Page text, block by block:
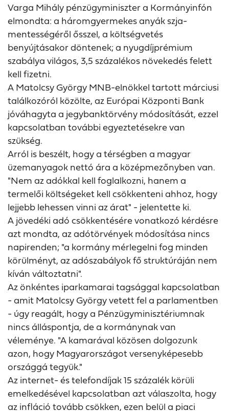
Varga Mihály pénzügyminiszter a Kormányinfón
elmondta: a háromgyermekes anyák szja-
mentességéről ősszel, a költségvetés
benyújtásakor döntenek; a nyugdíjprémium
szabálya világos, 3,5 százalékos növekedés felett
kell fizetni.
A Matolcsy György MNB-elnökkel tartott márciusi
találkozóról közölte, az Európai Központi Bank
jóváhagyta a jegybanktörvény módosítását, ezzel
kapcsolatban további egyeztetésekre van
szükség.
Arról is beszélt, hogy a térségben a magyar
üzemanyagok nettó ára a középmezőnyben van.
"Nem az adókkal kell foglalkozni, hanem a
termelői költségeket kell csökkenteni ahhoz, hogy
lejjebb lehessen vinni az árat" - jelentette ki.
A jövedéki adó csökkentésére vonatkozó kérdésre
azt mondta, az adótörvények módosítása nincs
napirenden; "a kormány mérlegelni fog minden
körülményt, az adószabályok fő struktúráján nem
kíván változtatni".
Az önkéntes iparkamarai tagsággal kapcsolatban
- amit Matolcsy György vetett fel a parlamentben
- úgy reagált, hogy a Pénzügyminisztériumnak
nincs álláspontja, de a kormánynak van
véleménye. "A kamarával közösen dolgozunk
azon, hogy Magyarországot versenyképesebb
országgá tegyük."
Az internet- és telefondíjak 15 százalék körüli
emelkedésével kapcsolatban azt válaszolta, hogy
az infláció tovább csökken, ezen belül a piaci